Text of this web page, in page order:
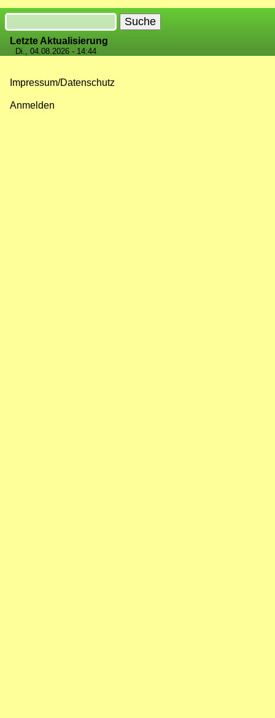
Suche
Letzte Aktualisierung
Di., 04.08.2026 - 14:44
Impressum/Datenschutz
Anmelden